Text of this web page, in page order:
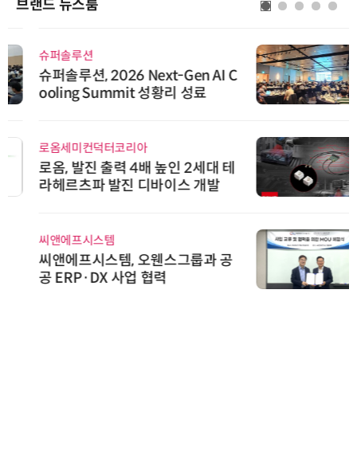
브랜드 뉴스룸
슈퍼솔루션
슈퍼솔루션, 2026 Next-Gen AI C
ooling Summit 성황리 성료
로옴세미컨덕터코리아
로옴, 발진 출력 4배 높인 2세대 테
라헤르츠파 발진 디바이스 개발
씨앤에프시스템
씨앤에프시스템, 오웬스그룹과 공
공 ERP·DX 사업 협력